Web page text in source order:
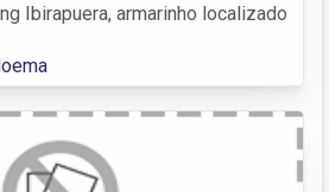
Ibirapuera, armarinho localizado